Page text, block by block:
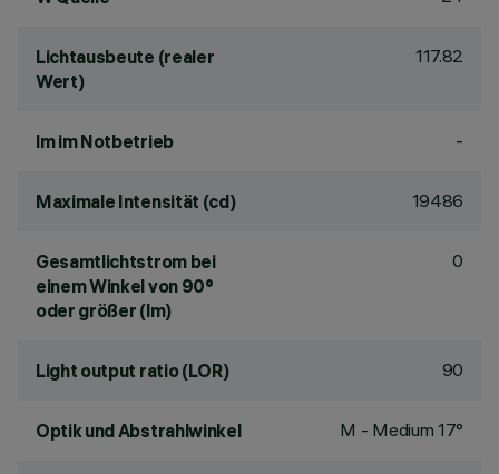
Lichtausbeute (realer
Wert)
117.82
lm im Notbetrieb -
Maximale Intensität (cd) 19486
Gesamtlichtstrom bei
einem Winkel von 90°
oder größer (lm)
0
Light output ratio (LOR) 90
Optik und Abstrahlwinkel M - Medium 17°